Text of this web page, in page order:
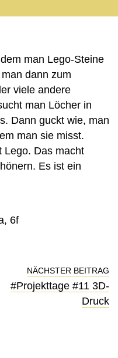
man Lego-Steine
dann zum
viele andere
man Löcher in
Dann guckt wie, man
man sie misst.
Lego. Das macht
Es ist ein
6f
NÄCHSTER BEITRAG
#Projekttage #11 3D-
Druck